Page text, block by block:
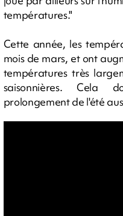
températures."
Cette année, les
mois de mars, et ont
températures très
saisonnières. Cela
prolongement de l'été